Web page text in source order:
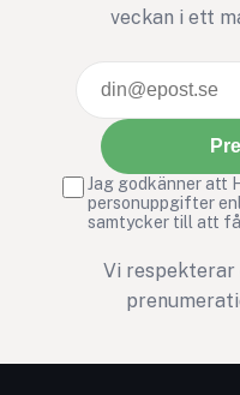
veckan i ett
Jag godkänner att
personuppgifter
samtycker till att
Vi respekterar